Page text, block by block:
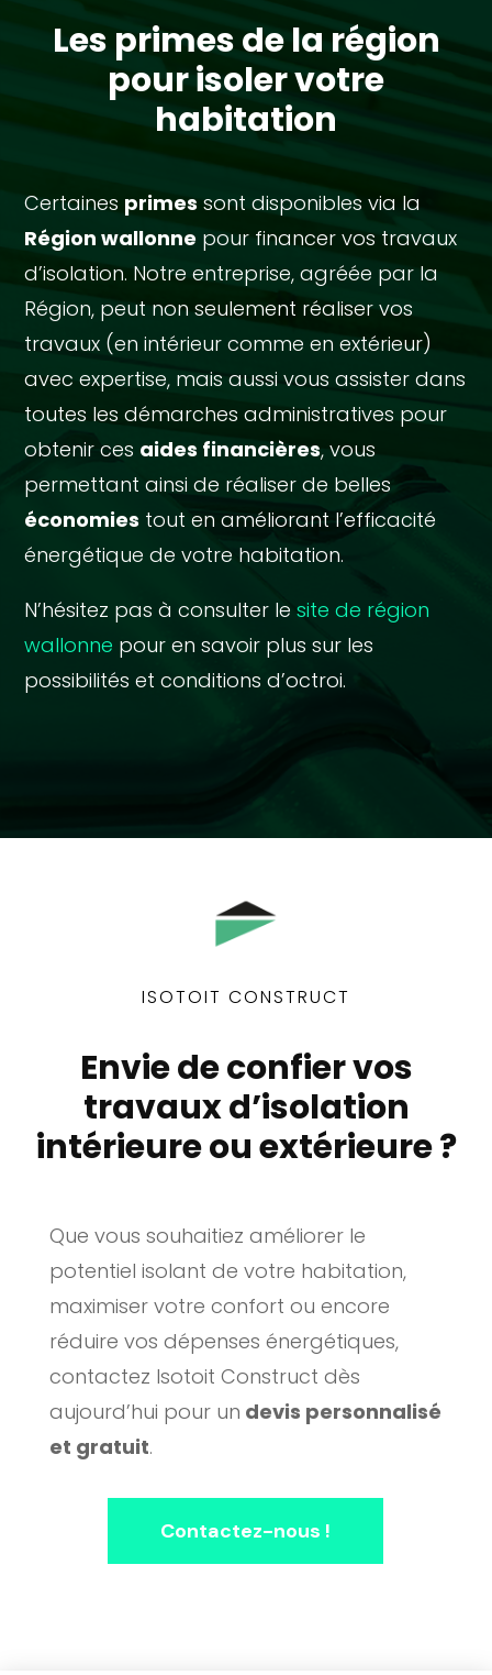
Les primes de la région
pour isoler votre
habitation
Certaines primes sont disponibles via la
Région wallonne pour financer vos travaux
d’isolation. Notre entreprise, agréée par la
Région, peut non seulement réaliser vos
travaux (en intérieur comme en extérieur)
avec expertise, mais aussi vous assister dans
toutes les démarches administratives pour
obtenir ces aides financières, vous
permettant ainsi de réaliser de belles
économies tout en améliorant l’efficacité
énergétique de votre habitation.
N’hésitez pas à consulter lesite de région
wallonne pour en savoir plus sur les
possibilités et conditions d’octroi.
ISOTOIT CONSTRUCT
Envie de confier vos
travaux d’isolation
intérieure ou extérieure ?
Que vous souhaitiez améliorer le
potentiel isolant de votre habitation,
maximiser votre confort ou encore
réduire vos dépenses énergétiques,
contactez Isotoit Construct dès
aujourd’hui pour un devis personnalisé
et gratuit.
Contactez-nous !